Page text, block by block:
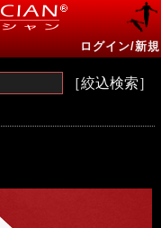
ログイン/新規
［絞込検索］